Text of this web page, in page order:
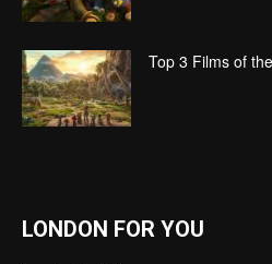
Top 3 Films of
LONDON FOR YOU